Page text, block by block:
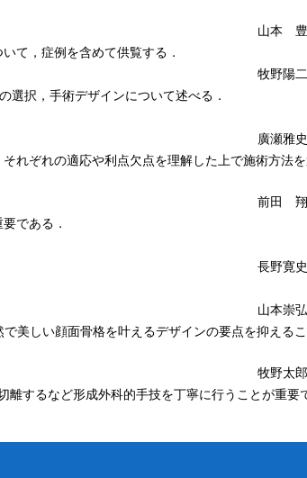
山本 豊
て，症例を含めて供覧する．
牧野陽
択，手術デザインについて述べる．
廣瀬雅史
れぞれの適応や利点欠点を理解した上で施術方法
前田 翔
である．
長野寛史
山本崇弘
美しい顔面骨格を叶えるデザインの要点を抑える
牧野太郎
するなど形成外科的手技を丁寧に行うことが重要